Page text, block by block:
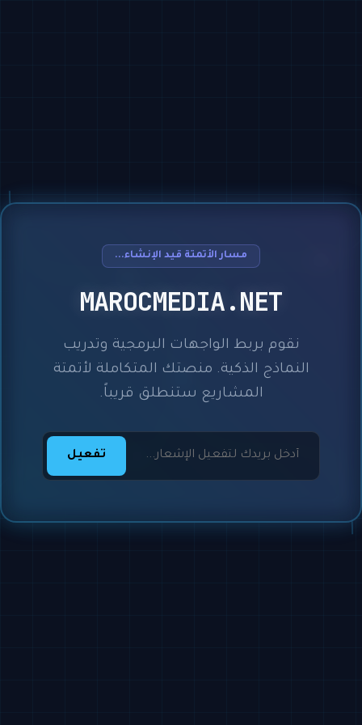
مسار الأتمتة قيد الإنشاء...
MAROCMEDIA.NET
نقوم بربط الواجهات البرمجية وتدريب
النماذج الذكية. منصتك المتكاملة لأتمتة
المشاريع ستنطلق قريباً.
تفعيل